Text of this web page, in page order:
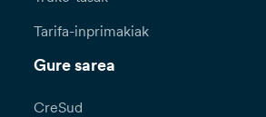
Tarifa-inprimakiak
Gure sarea
CreSud